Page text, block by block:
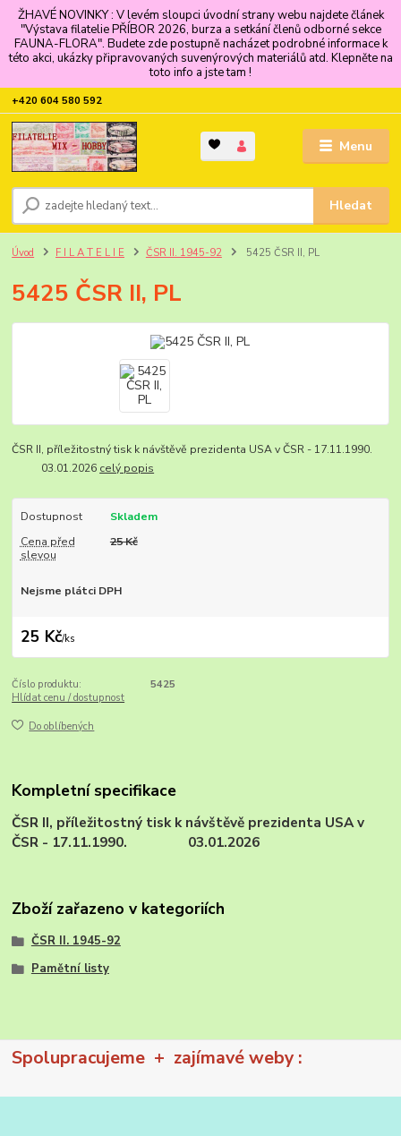
ŽHAVÉ NOVINKY : V levém sloupci úvodní strany webu najdete článek
"Výstava filatelie PŘÍBOR 2026, burza a setkání členů odborné sekce
FAUNA-FLORA". Budete zde postupně nacházet podrobné informace k
této akci, ukázky připravovaných suvenýrových materiálů atd. Klepněte na
toto info a jste tam !
Menu
Hledat
+420 604 580 592
Úvod F I L A T E L I E ČSR II. 1945-92 5425 ČSR II, PL
5425 ČSR II, PL
ČSR II, příležitostný tisk k návštěvě prezidenta USA v ČSR - 17.11.1990.
03.01.2026 celý popis
Dostupnost
Skladem
Cena před
slevou
25 Kč
Nejsme plátci DPH
25 Kč/ks
Číslo produktu:
5425
Hlídat cenu / dostupnost
Do oblíbených
Kompletní specifikace
ČSR II, příležitostný tisk k návštěvě prezidenta USA v
ČSR - 17.11.1990. 03.01.2026
Zboží zařazeno v kategoriích
ČSR II. 1945-92
Pamětní listy
Spolupracujeme + zajímavé weby :